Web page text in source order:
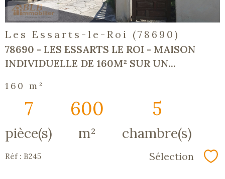
Les Essarts-le-Roi (78690)
78690 - LES ESSARTS LE ROI - MAISON
INDIVIDUELLE DE 160M² SUR UN...
160 m²
7
pièce(s)
600
m²
5
chambre(s)
Réf : B245 Sélection